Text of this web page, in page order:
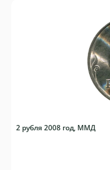
2 рубля 2008 год, ММД